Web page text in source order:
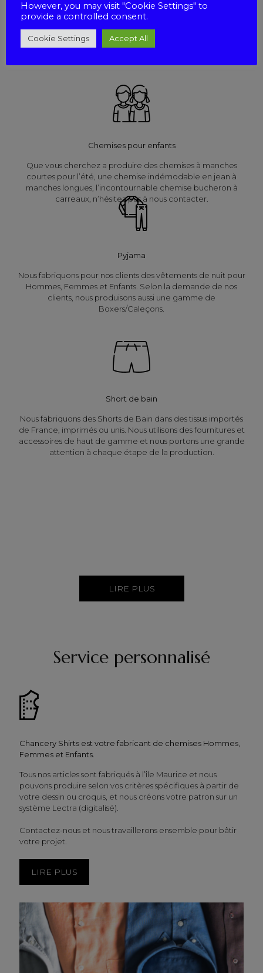
Nous réalisons des chemisiers dans des formes classiques ou
Voile de coton, la Viscose, le Polyester, le Lin Imprimé et le
Coton Imprimé.
Chemises pour enfants
Que vous cherchez a produire des chemises à manches
courtes pour l’été, une chemise indémodable en jean à
manches longues, l’incontournable chemise bucheron à
carreaux, n’hésitez pas à nous contacter.
Pyjama
Nous fabriquons pour nos clients des vêtements de nuit pour
Hommes, Femmes et Enfants. Selon la demande de nos
clients, nous produisons aussi une gamme de
Boxers/Caleçons.
Short de bain
Nous fabriquons des Shorts de Bain dans des tissus importés
de France, imprimés ou unis. Nous utilisons des fournitures et
accessoires de haut de gamme et nous portons une grande
attention à chaque étape de la production.
LIRE PLUS
Service personnalisé
Chancery Shirts est votre fabricant de chemises Hommes,
Femmes et Enfants.
Tous nos articles sont fabriqués à l’île Maurice et nous
pouvons produire selon vos critères spécifiques à partir de
votre dessin ou croquis, et nous créons votre patron sur un
système Lectra (digitalisé).
Contactez-nous et nous travaillerons ensemble pour bâtir
votre projet.
LIRE PLUS
However, you may visit "Cookie Settings" to
provide a controlled consent.
Cookie Settings Accept All